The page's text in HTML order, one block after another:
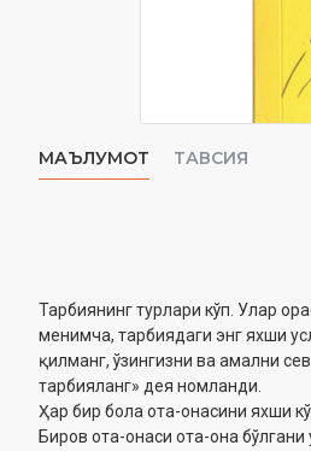
МАЪЛУМОТ ТАВСИЯ
Тарбиянинг турлари кўп. Улар
менимча, тарбиядаги энг яхши
қилманг, ўзингизни ва амални
тарбияланг» дея номланди.
Ҳар бир бола ота-онасини яхши
Биров ота-онаси ота-она